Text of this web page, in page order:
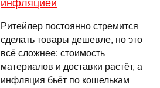
инфляцией
Ритейлер постоянно стремится
сделать товары дешевле, но это
всё сложнее: стоимость
материалов и доставки растёт, а
инфляция бьёт по кошелькам